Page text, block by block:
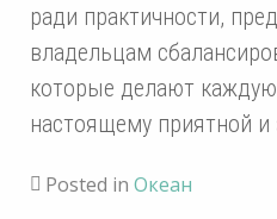
ради практичности,
владельцам
которые делают
настоящему приятной
Posted in Океан